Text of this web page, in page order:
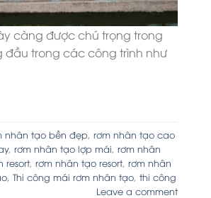
càng được chú trọng trong
đầu trong các công trình như
nhân tạo bền đẹp, rơm nhân tạo cao
, rơm nhân tạo lợp mái, rơm nhân
resort, rơm nhân tạo resort, rơm nhân
, Thi công mái rơm nhân tạo, thi công
Leave a comment